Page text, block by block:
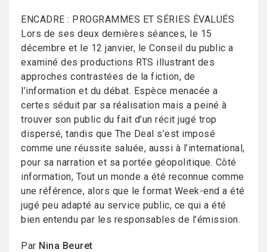
ENCADRE : PROGRAMMES ET SÉRIES ÉVALUÉS
Lors de ses deux dernières séances, le 15
décembre et le 12 janvier, le Conseil du public a
examiné des productions RTS illustrant des
approches contrastées de la fiction, de
l’information et du débat. Espèce menacée a
certes séduit par sa réalisation mais a peiné à
trouver son public du fait d’un récit jugé trop
dispersé, tandis que The Deal s’est imposé
comme une réussite saluée, aussi à l’international,
pour sa narration et sa portée géopolitique. Côté
information, Tout un monde a été reconnue comme
une référence, alors que le format Week-end a été
jugé peu adapté au service public, ce qui a été
bien entendu par les responsables de l’émission.
Par Nina Beuret